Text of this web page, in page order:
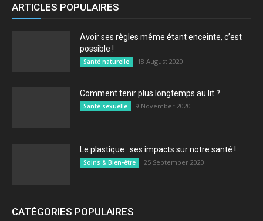
ARTICLES POPULAIRES
Avoir ses règles même étant enceinte, c’est
possible !
Santé naturelle 18 August 2020
Comment tenir plus longtemps au lit ?
Santé sexuelle 9 November 2020
Le plastique : ses impacts sur notre santé !
Soins & Bien-être 25 September 2020
CATÉGORIES POPULAIRES